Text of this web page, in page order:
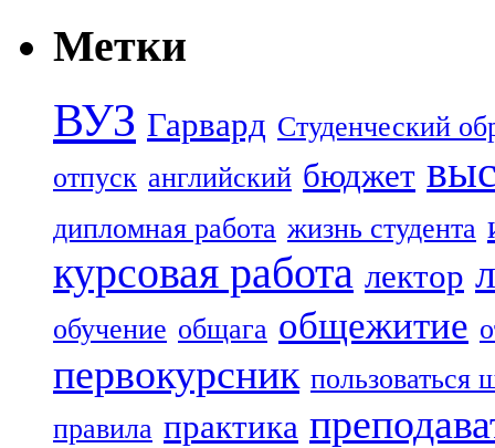
Метки
ВУЗ Гарвард Студенческий
отпуск английский бюджет
дипломная работа жизнь студента
курсовая работа лектор
обучение общага общежитие
первокурсник пользоваться
правила практика